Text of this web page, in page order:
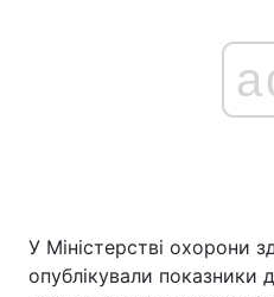
У Міністерстві охорони
опублікували показники